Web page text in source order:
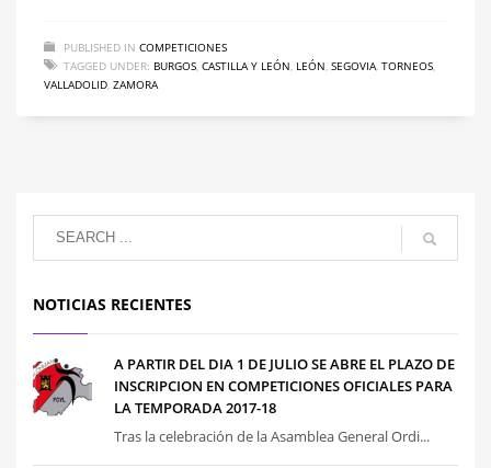
PUBLISHED IN COMPETICIONES
TAGGED UNDER: BURGOS CASTILLA Y LEÓN LEÓN SEGOVIA TORNEOS
VALLADOLID ZAMORA
NOTICIAS RECIENTES
A PARTIR DEL DIA 1 DE JULIO SE ABRE EL PLAZO DE
INSCRIPCION EN COMPETICIONES OFICIALES PARA
LA TEMPORADA 2017-18
Tras la celebración de la Asamblea General Ordi...